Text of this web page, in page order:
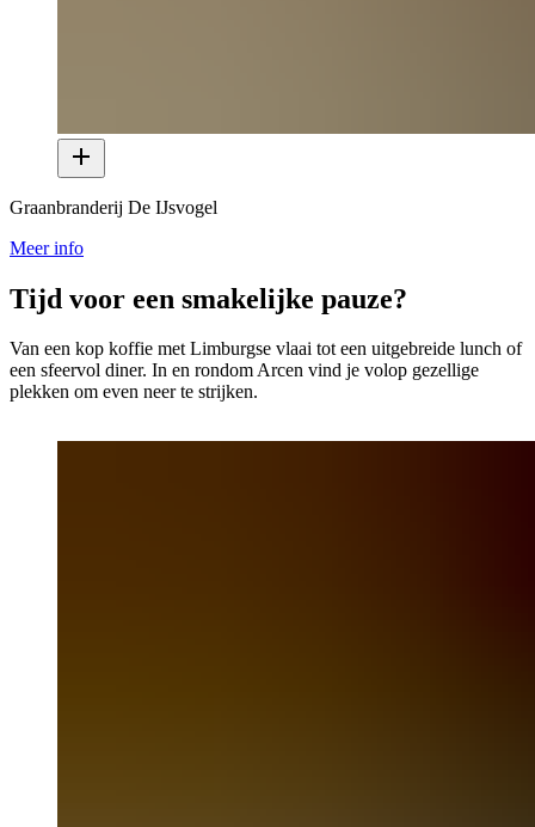
Graanbranderij De IJsvogel
Meer info
Tijd voor een smakelijke pauze?
Van een kop koffie met Limburgse vlaai tot een uitgebreide lunch of
een sfeervol diner. In en rondom Arcen vind je volop gezellige
plekken om even neer te strijken.